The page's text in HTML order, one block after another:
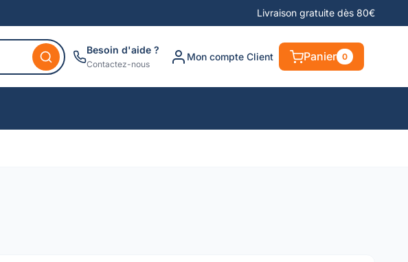
Livraison gratuite dès 80€
Besoin d'aide ?
Contactez-nous
Mon compte Client Panier 0